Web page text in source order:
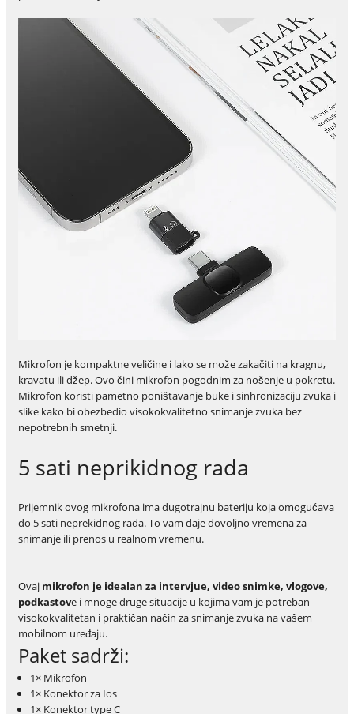
Mikrofon je kompaktne veličine i lako se može zakačiti na kragnu,
kravatu ili džep. Ovo čini mikrofon pogodnim za nošenje u pokretu.
Mikrofon koristi pametno poništavanje buke i sinhronizaciju zvuka i
slike kako bi obezbedio visokokvalitetno snimanje zvuka bez
nepotrebnih smetnji.
5 sati neprikidnog rada
Prijemnik ovog mikrofona ima dugotrajnu bateriju koja omogućava
do 5 sati neprekidnog rada. To vam daje dovoljno vremena za
snimanje ili prenos u realnom vremenu.
Ovaj mikrofon je idealan za intervjue, video snimke, vlogove,
podkastove i mnoge druge situacije u kojima vam je potreban
visokokvalitetan i praktičan način za snimanje zvuka na vašem
mobilnom uređaju.
Paket sadrži:
1× Mikrofon
1× Konektor za Ios
1× Konektor type C